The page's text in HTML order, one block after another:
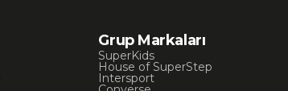
Grup Markaları
SuperKids
House of SuperStep
Intersport